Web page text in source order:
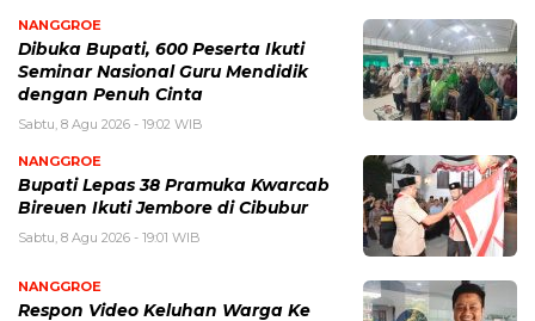
NANGGROE
Dibuka Bupati, 600 Peserta Ikuti
Seminar Nasional Guru Mendidik
dengan Penuh Cinta
Sabtu, 8 Agu 2026 - 19:02 WIB
NANGGROE
Bupati Lepas 38 Pramuka Kwarcab
Bireuen Ikuti Jembore di Cibubur
Sabtu, 8 Agu 2026 - 19:01 WIB
NANGGROE
Respon Video Keluhan Warga Ke